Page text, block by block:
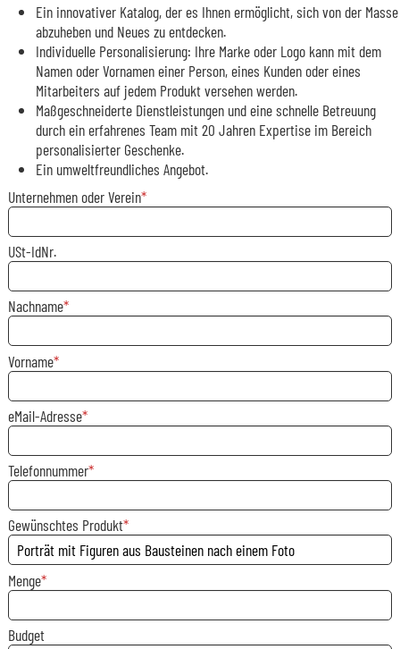
Ein innovativer Katalog, der es Ihnen ermöglicht, sich von der Masse
abzuheben und Neues zu entdecken.
Individuelle Personalisierung: Ihre Marke oder Logo kann mit dem
Namen oder Vornamen einer Person, eines Kunden oder eines
Mitarbeiters auf jedem Produkt versehen werden.
Maßgeschneiderte Dienstleistungen und eine schnelle Betreuung
durch ein erfahrenes Team mit 20 Jahren Expertise im Bereich
personalisierter Geschenke.
Ein umweltfreundliches Angebot.
Unternehmen oder Verein
USt-IdNr.
Nachname
Vorname
eMail-Adresse
Telefonnummer
Gewünschtes Produkt
Menge
Budget